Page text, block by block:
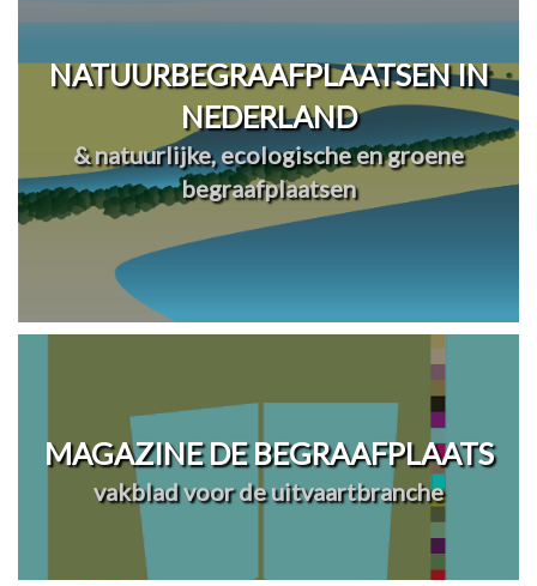
NATUURBEGRAAFPLAATSEN IN
NEDERLAND
& natuurlijke, ecologische en groene
begraafplaatsen
MAGAZINE DE BEGRAAFPLAATS
vakblad voor de uitvaartbranche